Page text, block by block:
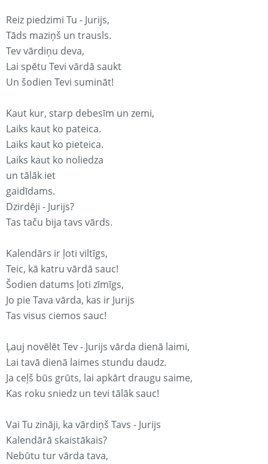
Reiz piedzimi Tu - Jurijs,
Tāds maziņš un trausls.
Tev vārdiņu deva,
Lai spētu Tevi vārdā saukt
Un šodien Tevi sumināt!
Kaut kur, starp debesīm un zemi,
Laiks kaut ko pateica.
Laiks kaut ko pieteica.
Laiks kaut ko noliedza
un tālāk iet
gaidīdams.
Dzirdēji - Jurijs?
Tas taču bija tavs vārds.
Kalendārs ir ļoti viltīgs,
Teic, kā katru vārdā sauc!
Šodien datums ļoti zīmīgs,
Jo pie Tava vārda, kas ir Jurijs
Tas visus ciemos sauc!
Ļauj novēlēt Tev - Jurijs vārda dienā laimi,
Lai tavā dienā laimes stundu daudz.
Ja ceļš būs grūts, lai apkārt draugu saime,
Kas roku sniedz un tevi tālāk sauc!
Vai Tu zināji, ka vārdiņš Tavs - Jurijs
Kalendārā skaistākais?
Nebūtu tur vārda tava,